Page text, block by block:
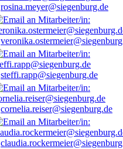
rosina.meyer@siegenburg.de
steffi.rapp@siegenburg.de
cornelia.reiser@siegenburg.de